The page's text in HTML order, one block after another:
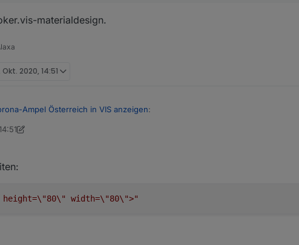
materialdesign.
Okt. 2020, 14:51
Ampel Österreich in VIS anzeigen:
ioBroker.vis-materialdesign.
\"80\" width=\"80\">"